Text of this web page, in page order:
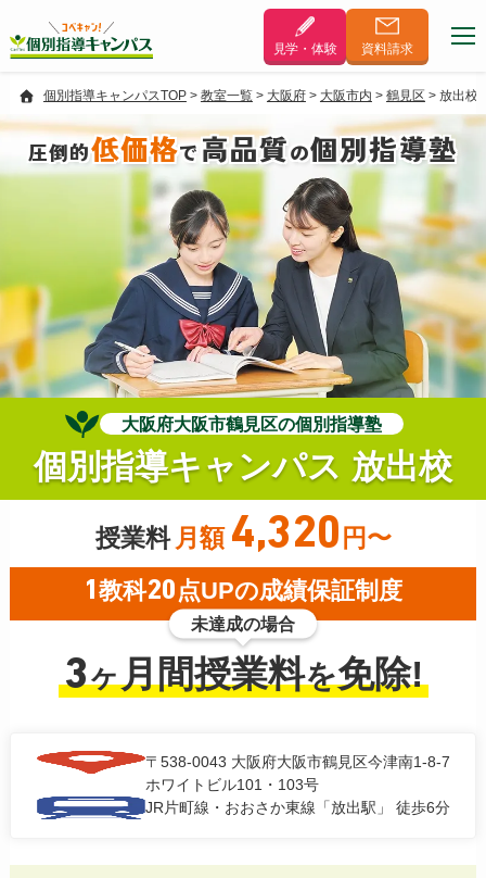
見学・体験 資料請求
個別指導キャンパスTOP> 教室一覧> 大阪府> 大阪市内 > 鶴見区 > 放出校
圧倒的低価格で高品質の個別指導塾
大阪府大阪市鶴見区の個別指導塾
個別指導キャンパス 放出校
授業料 月額 4,320 円〜
1 教科20 点UPの成績保証制度
未達成の場合
3ヶ月間授業料を免除!
〒538-0043 大阪府大阪市鶴見区今津南1-8-7
ホワイトビル101・103号
JR片町線・おおさか東線「放出駅」 徒歩6分